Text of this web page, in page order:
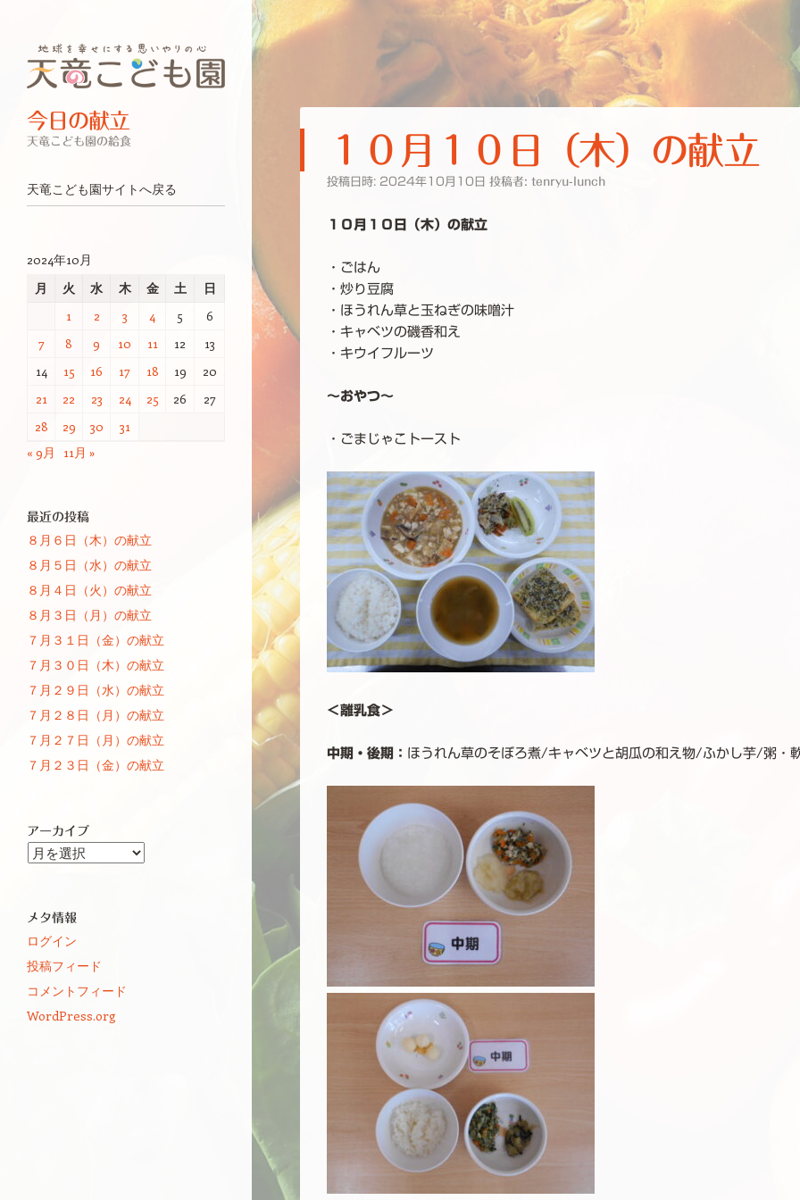
今日の献立
天竜こども園の給食
ナビゲーション
コンテンツへスキップ
天竜こども園サイトへ戻る
１０月１０日（木）の献立
投稿日時: 2024年10月10日 投稿者: tenryu-lunch
１０月１０日（木）の献立
・ごはん
・炒り豆腐
・ほうれん草と玉ねぎの味噌汁
・キャベツの磯香和え
・キウイフルーツ
～おやつ～
・ごまじゃこトースト
＜離乳食＞
中期・後期： ほうれん草のそぼろ煮/キャベツと胡瓜の和え物/ふかし芋/粥・
2024年10月
月
火 水 木 金 土
日
1
2 3 4 5
6
7
8 9 10 11 12
13
14
15 16 17 18 19
20
21
22 23 24 25 26
27
28
29 30
31
« 9月
11月 »
最近の投稿
８月６日（木）の献立
８月５日（水）の献立
８月４日（火）の献立
８月３日（月）の献立
７月３１日（金）の献立
７月３０日（木）の献立
７月２９日（水）の献立
７月２８日（月）の献立
７月２７日（月）の献立
７月２３日（金）の献立
アーカイブ
ア
イ
ブ
メタ情報
ログイン
投稿フィード
コメントフィード
WordPress.org